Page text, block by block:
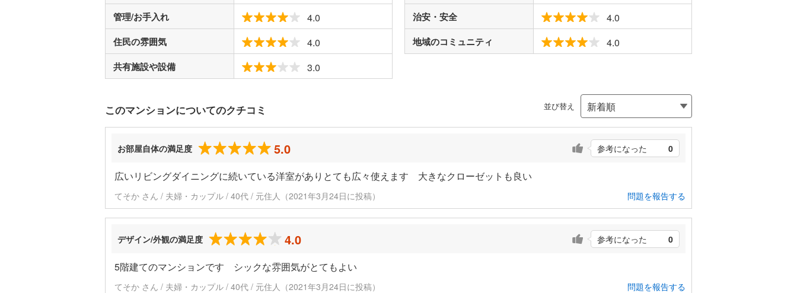
管理/お手入れ 4.0
住民の雰囲気 4.0
共有施設や設備 3.0
治安・安全 4.0
地域のコミュニティ 4.0
このマンションについてのクチコミ 並び替え
お部屋自体の満足度 5.0 参考になった 0
広いリビングダイニングに続いている洋室がありとても広々使えます 大きなクローゼットも良い
てそか さん / 夫婦・カップル / 40代 / 元住人（2021年3月24日に投稿） 問題を報告する
デザイン/外観の満足度 4.0 参考になった 0
5階建てのマンションです シックな雰囲気がとてもよい
てそか さん / 夫婦・カップル / 40代 / 元住人（2021年3月24日に投稿） 問題を報告する